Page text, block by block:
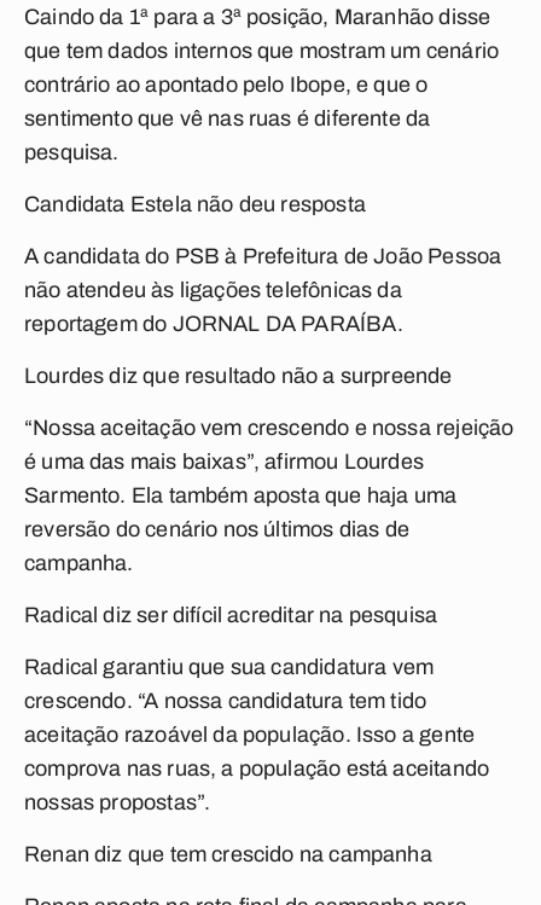
Caindo da 1ª para a 3ª posição, Maranhão disse
que tem dados internos que mostram um cenário
contrário ao apontado pelo Ibope, e que o
sentimento que vê nas ruas é diferente da
pesquisa.
Candidata Estela não deu resposta
A candidata do PSB à Prefeitura de João Pessoa
não atendeu às ligações telefônicas da
reportagem do JORNAL DA PARAÍBA.
Lourdes diz que resultado não a surpreende
“Nossa aceitação vem crescendo e nossa rejeição
é uma das mais baixas”, afirmou Lourdes
Sarmento. Ela também aposta que haja uma
reversão do cenário nos últimos dias de
campanha.
Radical diz ser difícil acreditar na pesquisa
Radical garantiu que sua candidatura vem
crescendo. “A nossa candidatura tem tido
aceitação razoável da população. Isso a gente
comprova nas ruas, a população está aceitando
nossas propostas”.
Renan diz que tem crescido na campanha